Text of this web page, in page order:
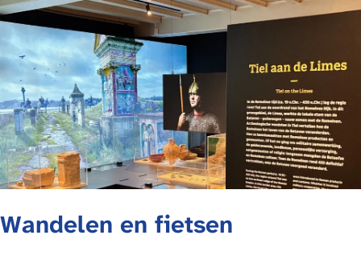
Wandelen en fietsen